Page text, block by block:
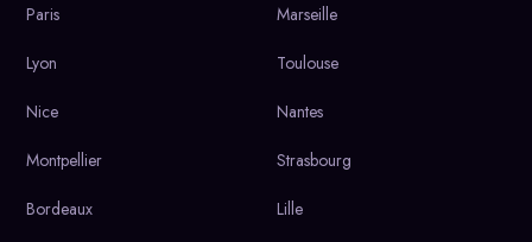
Paris Marseille
Lyon Toulouse
Nice Nantes
Montpellier Strasbourg
Bordeaux Lille